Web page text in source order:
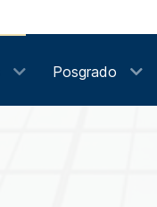
Posgrado